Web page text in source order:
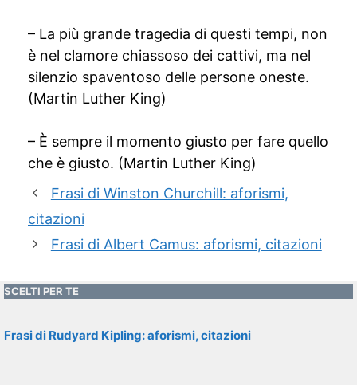
– La più grande tragedia di questi tempi, non
è nel clamore chiassoso dei cattivi, ma nel
silenzio spaventoso delle persone oneste.
(Martin Luther King)
– È sempre il momento giusto per fare quello
che è giusto. (Martin Luther King)
Frasi di Winston Churchill: aforismi,
citazioni
Frasi di Albert Camus: aforismi, citazioni
SCELTI PER TE
Frasi di Rudyard Kipling: aforismi, citazioni